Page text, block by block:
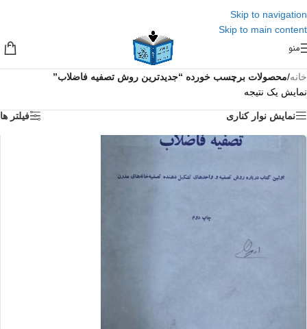
Skip to navigation
Skip to main content
منو
خانه/محصولات برچسب خورده “جدیدترین روش تصفیه فاضلاب”
نمایش یک نتیجه
نمایش نوار کناری فیلتر ها